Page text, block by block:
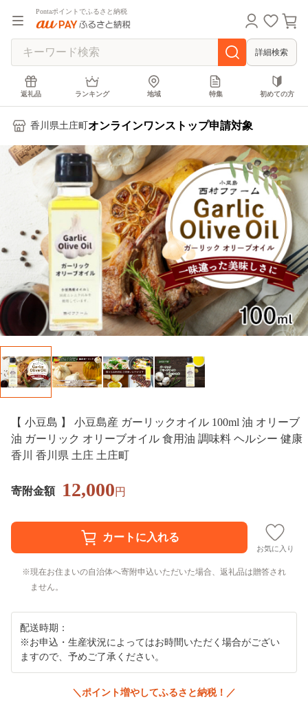
Pontaポイントでふるさと納税
詳細検索
返礼品 ランキング 地域 特集 初めての方
香川県土庄町 オンラインワンストップ申請対象
【 小豆島 】 小豆島産 ガーリックオイル 100ml 油 オリーブ
油 ガーリック オリーブオイル 食用油 調味料 ヘルシー 健康
香川 香川県 土庄 土庄町
寄附金額 12,000円
お気に入り
現在お住まいの自治体へ寄附申込いただいた場合、返礼品は贈答され
ません。
配送時期：
※お申込・生産状況によってはお時間いただく場合がござい
ますので、予めご了承ください。
＼ポイント増やしてふるさと納税！／